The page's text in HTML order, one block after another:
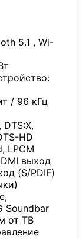
5.1 , Wi-
/ 96 кГц
HD
LPCM
выход
(S/PDIF)
Soundbar
от ТВ